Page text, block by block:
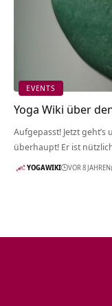
EVENTS
Yoga Wiki über
Aufgepasst! Jetzt
überhaupt! Er ist
YOGAWIKI VOR 8 JAHREN